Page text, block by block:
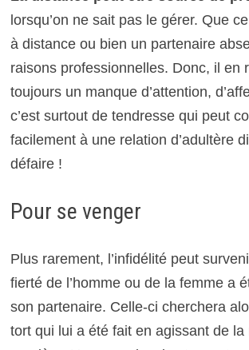
lorsqu’on ne sait pas le gérer. Que
à distance ou bien un partenaire
raisons professionnelles. Donc, il en
toujours un manque d’attention,
c’est surtout de tendresse qui peut
facilement à une relation d’adultère
défaire !
Pour se venger
Plus rarement, l’infidélité peut
fierté de l’homme ou de la femme a
son partenaire. Celle-ci cherchera
tort qui lui a été fait en agissant de la